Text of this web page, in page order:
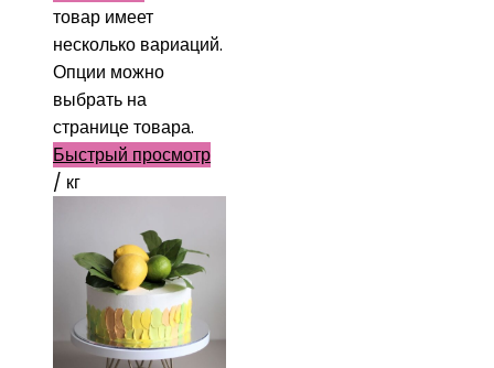
товар имеет
несколько вариаций.
Опции можно
выбрать на
странице товара.
Быстрый просмотр
/ кг